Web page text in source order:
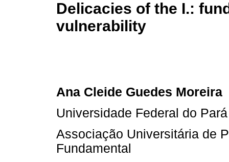
Delicacies of the I.:
vulnerability
Ana Cleide Guedes Moreira
Universidade Federal do Pará
Associação Universitária de
Fundamental